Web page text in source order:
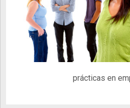
prácticas en